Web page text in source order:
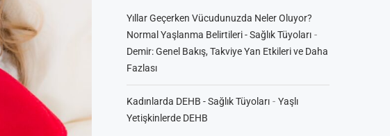
Yıllar Geçerken Vücudunuzda Neler Oluyor?
Normal Yaşlanma Belirtileri - Sağlık Tüyoları-
Demir: Genel Bakış, Takviye Yan Etkileri ve Daha
Fazlası
Kadınlarda DEHB - Sağlık Tüyoları- Yaşlı
Yetişkinlerde DEHB